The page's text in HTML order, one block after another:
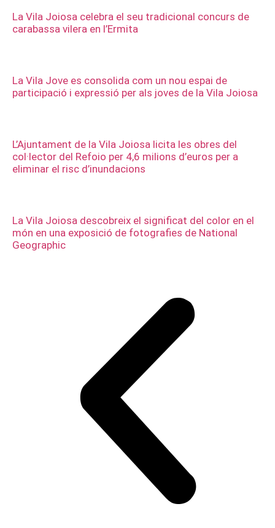
La Vila Joiosa celebra el seu tradicional concurs de
carabassa vilera en l’Ermita
La Vila Jove es consolida com un nou espai de
participació i expressió per als joves de la Vila Joiosa
L’Ajuntament de la Vila Joiosa licita les obres del
col·lector del Refoio per 4,6 milions d’euros per a
eliminar el risc d’inundacions
La Vila Joiosa descobreix el significat del color en el
món en una exposició de fotografies de National
Geographic